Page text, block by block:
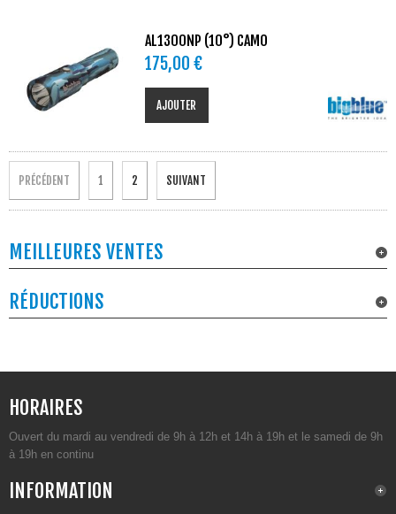
AL1300NP (10°) CAMO
175,00 €
AJOUTER
PRÉCÉDENT 1 2 SUIVANT
MEILLEURES VENTES
RÉDUCTIONS
HORAIRES
Ouvert du mardi au vendredi de 9h à 12h et 14h à 19h et le samedi de 9h
à 19h en continu
INFORMATION